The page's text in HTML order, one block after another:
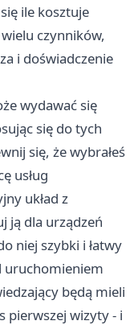
ile kosztuje
czynników,
i doświadczenie
wydawać się
się do tych
się, że wybrałeś
usług
układ z
ją dla urządzeń
niej szybki i łatwy
uruchomieniem
będą mieli
pierwszej wizyty - i